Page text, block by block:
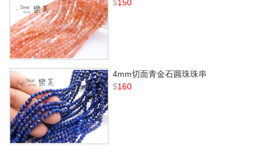
$150
4mm切面青金石圓珠珠串
$160